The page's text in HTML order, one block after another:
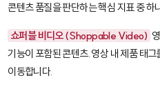
콘텐츠 품질을 판단하는 핵심 지표 중 하
쇼퍼블 비디오 (Shoppable Video)
기능이 포함된 콘텐츠. 영상 내 제품 태
이동합니다.